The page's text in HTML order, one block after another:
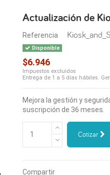
Actualización de
Referencia
Disponible
$6.946
Impuestos excluidos
Entrega de 1 a 5 días hábiles.
Mejora la gestión y
suscripción de 36 meses.
Cotizar
Compartir